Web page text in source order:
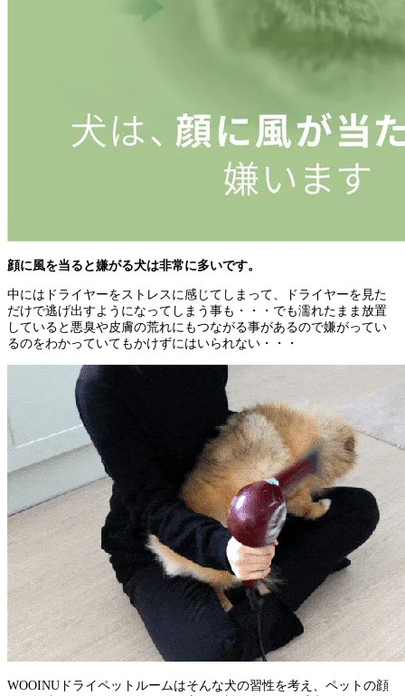
顔に風を当ると嫌がる犬は非常に多いです。
中にはドライヤーをストレスに感じてしまって、ドライヤーを見た
だけで逃げ出すようになってしまう事も・・・でも濡れたまま放置
していると悪臭や皮膚の荒れにもつながる事があるので嫌がってい
るのをわかっていてもかけずにはいられない・・・
WOOINUドライペットルームはそんな犬の習性を考え、ペットの顔